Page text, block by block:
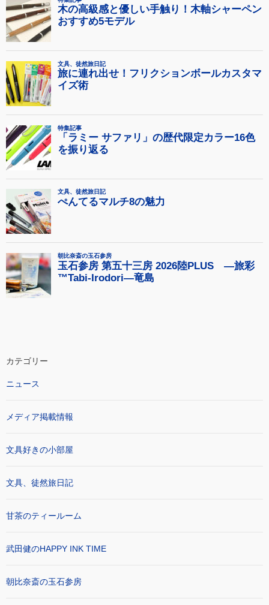
カテゴリー
ニュース
メディア掲載情報
文具好きの小部屋
文具、徒然旅日記
甘茶のティールーム
武田健のHAPPY INK TIME
朝比奈斎の玉石参房